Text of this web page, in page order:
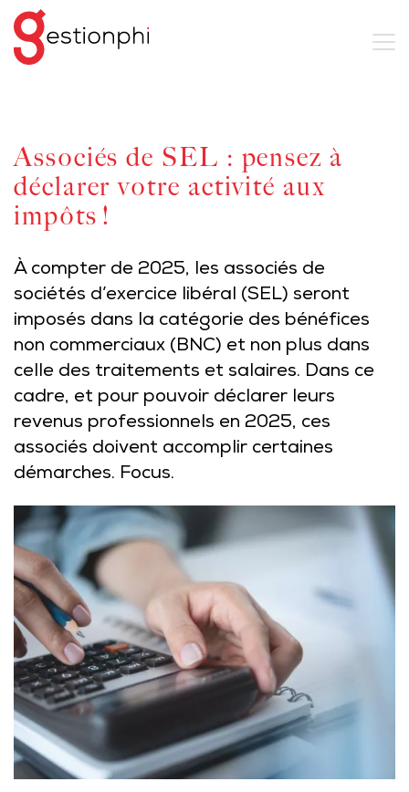
Associés de SEL : pensez à
déclarer votre activité aux
impôts !
À compter de 2025, les associés de
sociétés d’exercice libéral (SEL) seront
imposés dans la catégorie des bénéfices
non commerciaux (BNC) et non plus dans
celle des traitements et salaires. Dans ce
cadre, et pour pouvoir déclarer leurs
revenus professionnels en 2025, ces
associés doivent accomplir certaines
démarches. Focus.